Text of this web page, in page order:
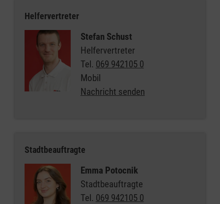
Helfervertreter
Stefan Schust
Helfervertreter
Tel. 069 942105 0
Mobil
Nachricht senden
Stadtbeauftragte
Emma Potocnik
Stadtbeauftragte
Tel. 069 942105 0